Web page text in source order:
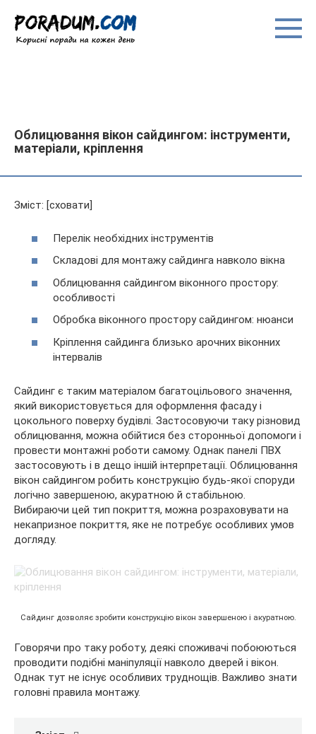
вмісту
Облицювання вікон сайдингом: інструменти,
матеріали, кріплення
Зміст: [сховати]
Перелік необхідних інструментів
Складові для монтажу сайдинга навколо вікна
Облицювання сайдингом віконного простору:
особливості
Обробка віконного простору сайдингом: нюанси
Кріплення сайдинга близько арочних віконних
інтервалів
Сайдинг є таким матеріалом багатоцільового значення,
який використовується для оформлення фасаду і
цокольного поверху будівлі. Застосовуючи таку різновид
облицювання, можна обійтися без сторонньої допомоги і
провести монтажні роботи самому. Однак панелі ПВХ
застосовують і в дещо іншій інтерпретації. Облицювання
вікон сайдингом робить конструкцію будь-якої споруди
логічно завершеною, акуратною й стабільною.
Вибираючи цей тип покриття, можна розраховувати на
некапризное покриття, яке не потребує особливих умов
догляду.
Сайдинг дозволяє зробити конструкцію вікон завершеною і акуратною.
Говорячи про таку роботу, деякі споживачі побоюються
проводити подібні маніпуляції навколо дверей і вікон.
Однак тут не існує особливих труднощів. Важливо знати
головні правила монтажу.